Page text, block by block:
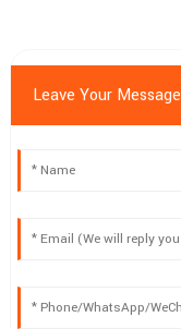
Leave Your Message